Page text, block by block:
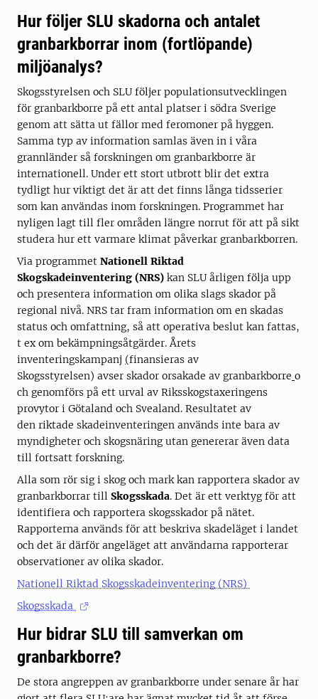
Hur följer SLU skadorna och antalet
granbarkborrar inom (fortlöpande)
miljöanalys?
Skogsstyrelsen och SLU följer populationsutvecklingen
för granbarkborre på ett antal platser i södra Sverige
genom att sätta ut fällor med feromoner på hyggen.
Samma typ av information samlas även in i våra
grannländer så forskningen om granbarkborre är
internationell. Under ett stort utbrott blir det extra
tydligt hur viktigt det är att det finns långa tidsserier
som kan användas inom forskningen. Programmet har
nyligen lagt till fler områden längre norrut för att på sikt
studera hur ett varmare klimat påverkar granbarkborren.
Via programmet Nationell Riktad
Skogskadeinventering (NRS) kan SLU årligen följa upp
och presentera information om olika slags skador på
regional nivå. NRS tar fram information om en skadas
status och omfattning, så att operativa beslut kan fattas,
t ex om bekämpningsåtgärder. Årets
inventeringskampanj (finansieras av
Skogsstyrelsen) avser skador orsakade av granbarkborre o
ch genomförs på ett urval av Riksskogstaxeringens
provytor i Götaland och Svealand. Resultatet av
den riktade skadeinventeringen används inte bara av
myndigheter och skogsnäring utan genererar även data
till fortsatt forskning.
Alla som rör sig i skog och mark kan rapportera skador av
granbarkborrar till Skogsskada. Det är ett verktyg för att
identifiera och rapportera skogsskador på nätet.
Rapporterna används för att beskriva skadeläget i landet
och det är därför angeläget att användarna rapporterar
observationer av olika skador.
Nationell Riktad Skogsskadeinventering (NRS)
Skogsskada
Hur bidrar SLU till samverkan om
granbarkborre?
De stora angreppen av granbarkborre under senare år har